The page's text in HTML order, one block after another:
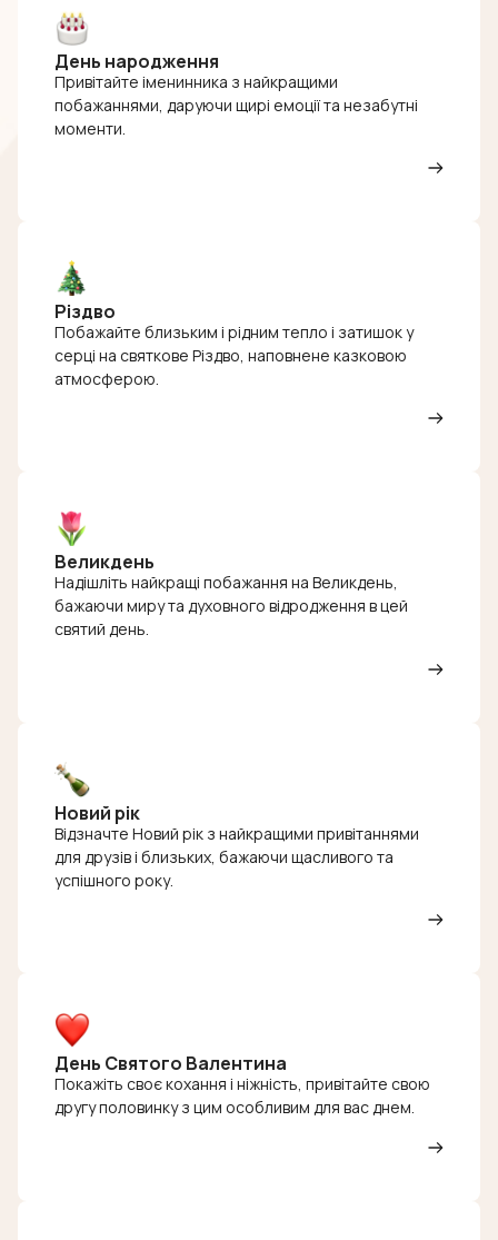
День народження
Привітайте іменинника з найкращими
побажаннями, даруючи щирі емоції та незабутні
моменти.
Різдво
Побажайте близьким і рідним тепло і затишок у
серці на святкове Різдво, наповнене казковою
атмосферою.
Великдень
Надішліть найкращі побажання на Великдень,
бажаючи миру та духовного відродження в цей
святий день.
Новий рік
Відзначте Новий рік з найкращими привітаннями
для друзів і близьких, бажаючи щасливого та
успішного року.
День Святого Валентина
Покажіть своє кохання і ніжність, привітайте свою
другу половинку з цим особливим для вас днем.